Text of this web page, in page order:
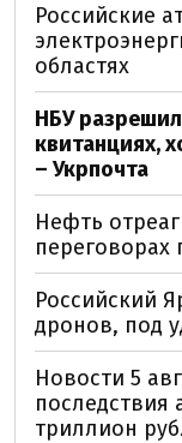
Российские
областях
НБУ
квитанциях,
– Укрпочта
Нефть
Российский
дронов, под
Новости 5
последствия
триллион